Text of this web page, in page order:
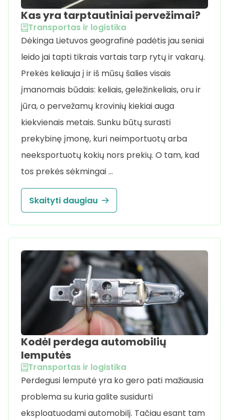
Kas yra tarptautiniai pervežimai?
Transportas ir logistika
Dėkinga Lietuvos geografinė padėtis jau seniai
leido jai tapti tikrais vartais tarp rytų ir vakarų.
Prekės keliauja į ir iš mūsų šalies visais
įmanomais būdais: keliais, geležinkeliais, oru ir
jūra, o pervežamų krovinių kiekiai auga
kiekvienais metais. Sunku būtų surasti
prekybinę įmonę, kuri neimportuotų arba
neeksportuotų kokių nors prekių. O tam, kad
tos prekės sėkmingai …
Skaityti daugiau
Kodėl perdega automobilių
lemputės
Transportas ir logistika
Perdegusi lemputė yra ko gero pati mažiausia
problema su kuria galite susidurti
eksploatuodami automobilį. Tačiau esant tam